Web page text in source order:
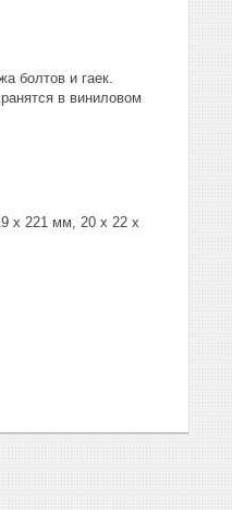
болтов и гаек.
в виниловом
х 221 мм, 20 x 22 х